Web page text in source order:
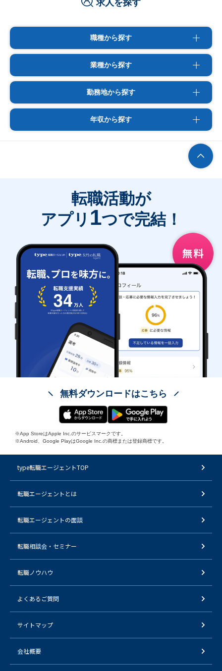
求人を探す
職種から探す
業種から探す
勤務地から探す
年収から探す
転職活動が
アプリ 1つで完結！
無料ダウンロードはこちら
※App StoreはApple Inc.のサービスマークです。
※Android、Google PlayはGoogle Inc.の商標または登録商標です。
type転職エージェントTOP
転職エージェントとは
転職エージェントの面談
転職相談会・セミナー
転職ノウハウ
よくあるご質問
サイトマップ
会社概要